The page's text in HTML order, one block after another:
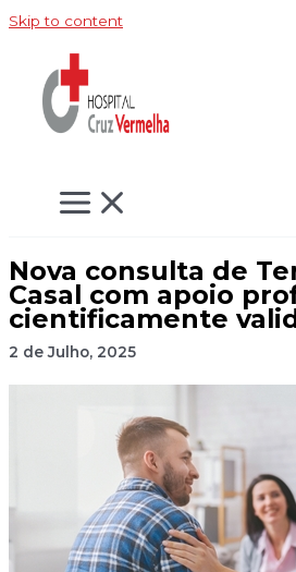
Skip to content
Nova consulta de
Casal com apoio
cientificamente
2 de Julho, 2025